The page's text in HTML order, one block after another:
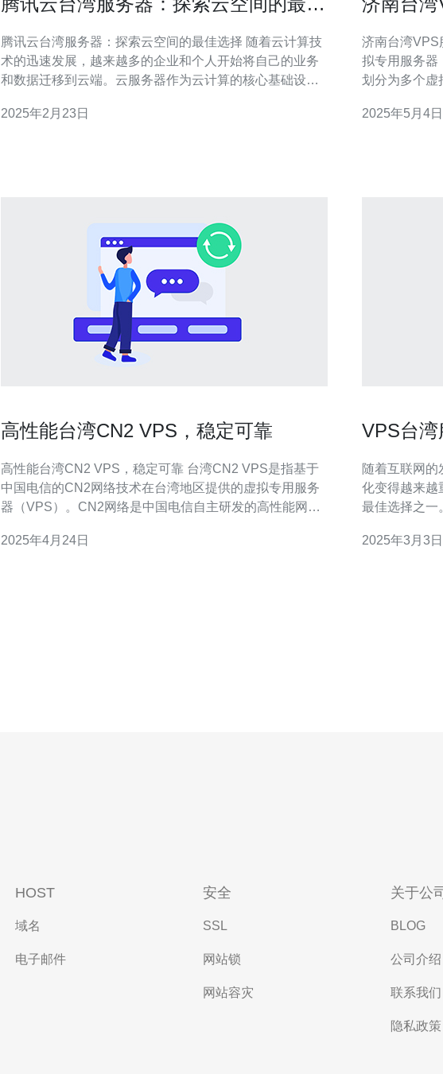
腾讯云台湾服务器：探索云空间的最佳选择 随着云计算技
术的迅速发展，越来越多的企业和个人开始将自己的业务
和数据迁移到云端。云服务器作为云计算的核心基础设
腾讯云台湾服务器凭借其卓越的性能和稳定性成为了探索
2025年2月23日
济南台湾VPS服务器
拟专用服务器
划分为多个虚
性能：济南台
2025年5月4日
高性能台湾CN2 VPS，稳定可靠
高性能台湾CN2 VPS，稳定可靠 台湾CN2 VPS是指基于
中国电信的CN2网络技术在台湾地区提供的虚拟专用服务
器（VPS）。CN2网络是中国电信自主研发的高性能网
能：台湾CN2 VPS采用CN2网络技术，拥有强大
2025年4月24日
VPS台
随着互联网
化变得越来越
最佳选择之一
连接，使得
2025年3月3日
HOST
域名
电子邮件
安全
SSL
网站锁
网站容灾
关于公司
BLOG
公司介绍
联系我们
隐私政策